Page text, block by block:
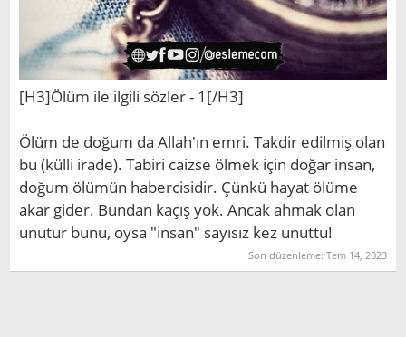
[H3]Ölüm ile ilgili sözler - 1[/H3]
Ölüm de doğum da Allah'ın emri. Takdir edilmiş olan
bu (külli irade). Tabiri caizse ölmek için doğar insan,
doğum ölümün habercisidir. Çünkü hayat ölüme
akar gider. Bundan kaçış yok. Ancak ahmak olan
unutur bunu, oysa "insan" sayısız kez unuttu!
Son düzenleme:Tem 14, 2023